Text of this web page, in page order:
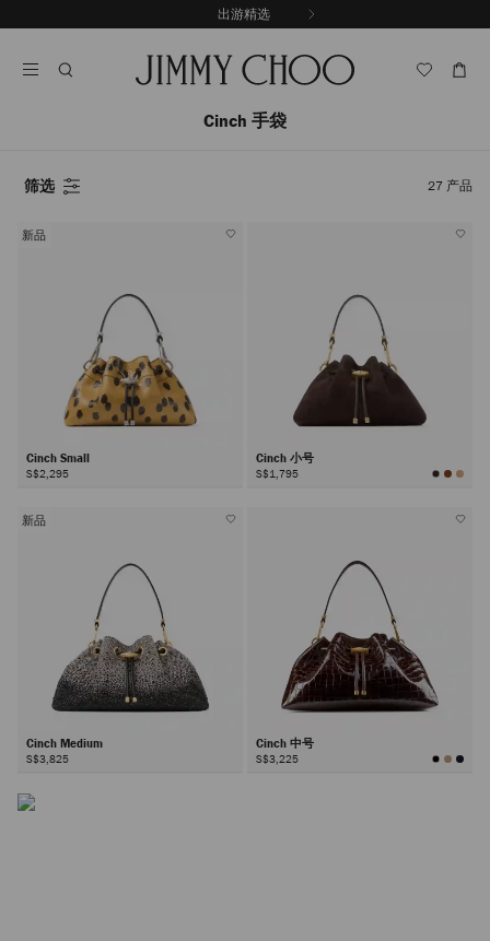
至
出游精选
Cinch 手袋
筛选 27 产品
新品
Cinch Small
S$2,295
Cinch 小号
S$1,795
新品
Cinch Medium
S$3,825
Cinch 中号
S$3,225
作为品牌标志性设计，Cinch 包袋推出多款尺寸，以多面五